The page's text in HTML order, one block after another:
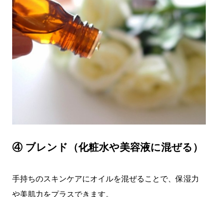
④ ブレンド（化粧水や美容液に混ぜる）
手持ちのスキンケアにオイルを混ぜることで、保湿力
や美肌力をプラスできます。